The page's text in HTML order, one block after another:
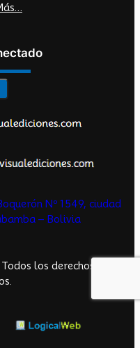
Nº 1549, ciudad
– Bolivia
los derechos